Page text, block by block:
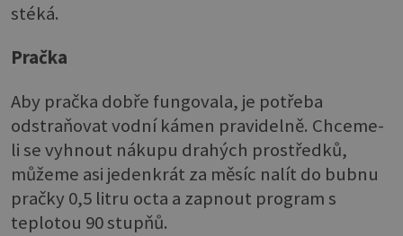
stéká.
Pračka
Aby pračka dobře fungovala, je potřeba
odstraňovat vodní kámen pravidelně. Chceme-
li se vyhnout nákupu drahých prostředků,
můžeme asi jedenkrát za měsíc nalít do bubnu
pračky 0,5 litru octa a zapnout program s
teplotou 90 stupňů.